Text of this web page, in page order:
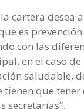
cartera desea
es
con las
en el caso
saludable,
que tener
secretarías”.